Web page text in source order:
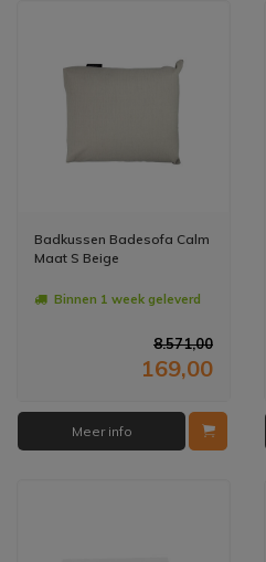
Badkussen Badesofa Calm
Maat S Beige
Binnen 1 week geleverd
8.571,00
169,00
Meer info